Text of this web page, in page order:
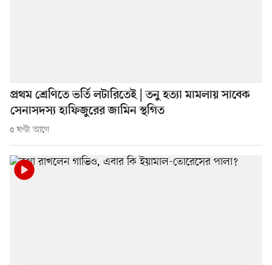
প্রথম শ্রেণিতে ভর্তি লটারিতেই | তনু হত্যা মামলায় সাবেক
সেনাসদস্য হাফিজুরের জামিন স্থগিত
৫ ঘণ্টা আগে